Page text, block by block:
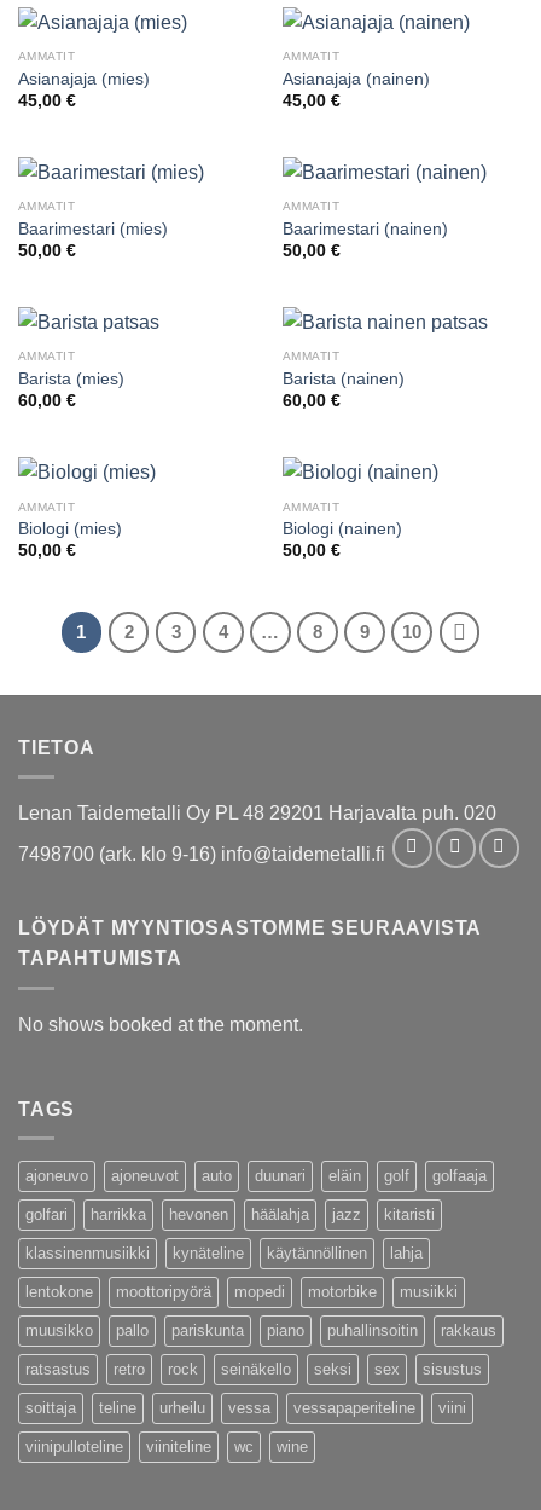
AMMATIT
Asianajaja (mies)
45,00 €
AMMATIT
Asianajaja (nainen)
45,00 €
AMMATIT
Baarimestari (mies)
50,00 €
AMMATIT
Baarimestari (nainen)
50,00 €
AMMATIT
Barista (mies)
60,00 €
AMMATIT
Barista (nainen)
60,00 €
AMMATIT
Biologi (mies)
50,00 €
AMMATIT
Biologi (nainen)
50,00 €
1 2 3 4 … 8 9 10
TIETOA
Lenan Taidemetalli Oy PL 48 29201 Harjavalta puh. 020
7498700 (ark. klo 9-16) info@taidemetalli.fi
LÖYDÄT MYYNTIOSASTOMME SEURAAVISTA
TAPAHTUMISTA
No shows booked at the moment.
TAGS
ajoneuvo ajoneuvot auto duunari eläin golf golfaaja
golfari harrikka hevonen häälahja jazz kitaristi
klassinenmusiikki kynäteline käytännöllinen lahja
lentokone moottoripyörä mopedi motorbike musiikki
muusikko pallo pariskunta piano puhallinsoitin rakkaus
ratsastus retro rock seinäkello seksi sex sisustus
soittaja teline urheilu vessa vessapaperiteline viini
viinipulloteline viiniteline wc wine